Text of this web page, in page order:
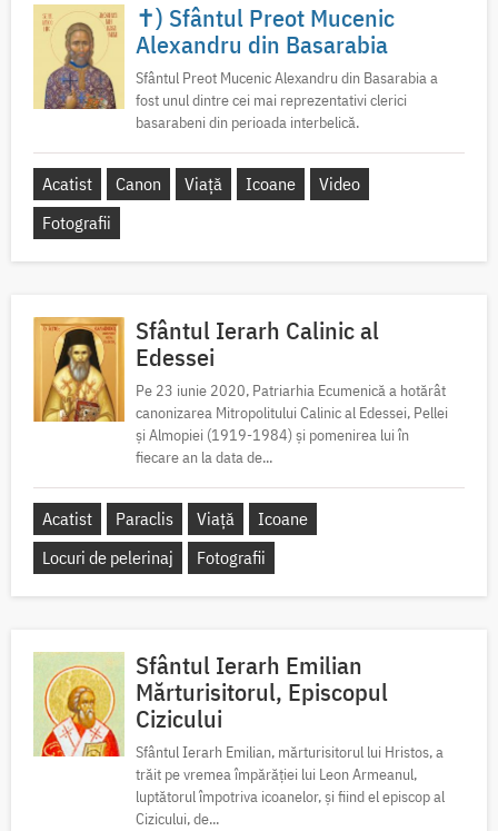
✝) Sfântul Preot Mucenic
Alexandru din Basarabia
Sfântul Preot Mucenic Alexandru din Basarabia a
fost unul dintre cei mai reprezentativi clerici
basarabeni din perioada interbelică.
Acatist Canon Viață Icoane
Video
Fotografii
Sfântul Ierarh Calinic al
Edessei
Pe 23 iunie 2020, Patriarhia Ecumenică a hotărât
canonizarea Mitropolitului Calinic al Edessei, Pellei
și Almopiei (1919-1984) și pomenirea lui în
fiecare an la data de...
Acatist Paraclis Viață
Icoane
Locuri de pelerinaj
Fotografii
Sfântul Ierarh Emilian
Mărturisitorul, Episcopul
Cizicului
Sfântul Ierarh Emilian, mărturisitorul lui Hristos, a
trăit pe vremea împărăției lui Leon Armeanul,
luptătorul împotriva icoanelor, și fiind el episcop al
Cizicului, de...